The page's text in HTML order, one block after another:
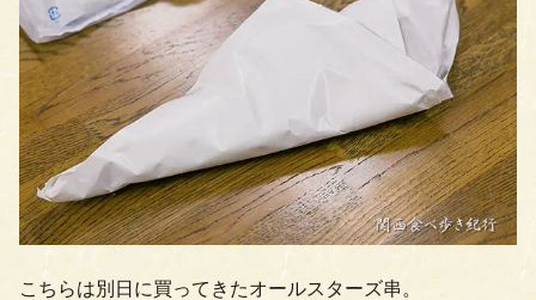
こちらは別日に買ってきたオールスターズ串。